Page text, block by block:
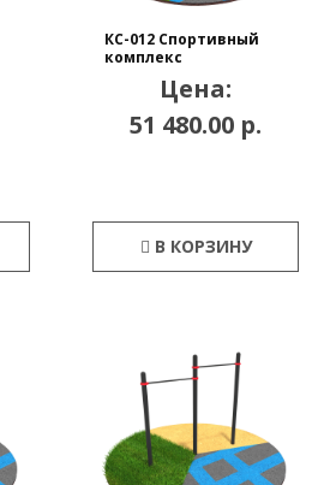
КС-012 Спортивный
комплекс
Цена:
51 480.00 р.
В КОРЗИНУ